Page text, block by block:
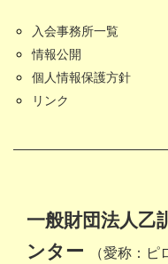
入会事務所一覧
情報公開
個人情報保護方針
リンク
一般財団法人乙
ンター
（愛称：ピ